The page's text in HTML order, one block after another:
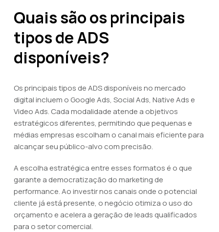
Quais são os principais
tipos de ADS
disponíveis?
Os principais tipos de ADS disponíveis no mercado
digital incluem o Google Ads, Social Ads, Native Ads e
Video Ads. Cada modalidade atende a objetivos
estratégicos diferentes, permitindo que pequenas e
médias empresas escolham o canal mais eficiente para
alcançar seu público-alvo com precisão.
A escolha estratégica entre esses formatos é o que
garante a democratização do marketing de
performance. Ao investir nos canais onde o potencial
cliente já está presente, o negócio otimiza o uso do
orçamento e acelera a geração de leads qualificados
para o setor comercial.